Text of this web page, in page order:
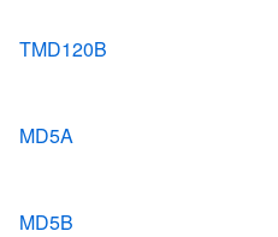
TMD120B
MD5A
MD5B